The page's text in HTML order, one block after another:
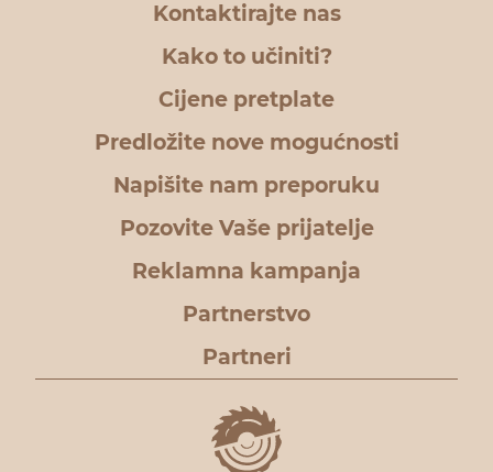
Kontaktirajte nas
Kako to učiniti?
Cijene pretplate
Predložite nove mogućnosti
Napišite nam preporuku
Pozovite Vaše prijatelje
Reklamna kampanja
Partnerstvo
Partneri